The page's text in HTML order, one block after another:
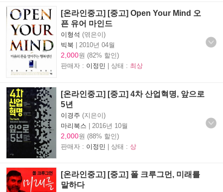
[온라인중고] [중고] Open Your Mind 오
픈 유어 마인드
이형석 (엮은이)
빅북 | 2010년 04월
2,000원 (82% 할인)
판매자 : 이정민 | 상태 : 최상
[온라인중고] [중고] 4차 산업혁명, 앞으로
5년
이경주 (지은이)
마리북스 | 2016년 10월
2,000원 (88% 할인)
판매자 : 이정민 | 상태 : 상
[온라인중고] [중고] 폴 크루그먼, 미래를
말하다